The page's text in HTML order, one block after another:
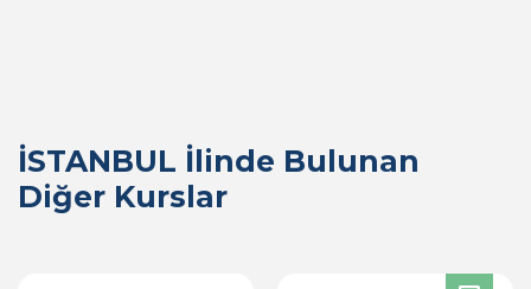
İSTANBUL İlinde Bulunan
Diğer Kurslar